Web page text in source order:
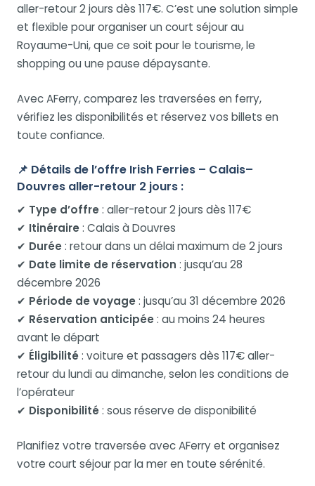
aller-retour 2 jours dès 117€. C’est une solution simple
et flexible pour organiser un court séjour au
Royaume-Uni, que ce soit pour le tourisme, le
shopping ou une pause dépaysante.
Avec AFerry, comparez les traversées en ferry,
vérifiez les disponibilités et réservez vos billets en
toute confiance.
📌 Détails de l’offre Irish Ferries – Calais–
Douvres aller-retour 2 jours :
✔ Type d’offre: aller-retour 2 jours dès 117€
✔ Itinéraire: Calais à Douvres
✔ Durée: retour dans un délai maximum de 2 jours
✔ Date limite de réservation : jusqu’au 28
décembre 2026
✔ Période de voyage: jusqu’au 31 décembre 2026
✔ Réservation anticipée: au moins 24 heures
avant le départ
✔ Éligibilité: voiture et passagers dès 117€ aller-
retour du lundi au dimanche, selon les conditions de
l’opérateur
✔ Disponibilité: sous réserve de disponibilité
Planifiez votre traversée avec AFerry et organisez
votre court séjour par la mer en toute sérénité.